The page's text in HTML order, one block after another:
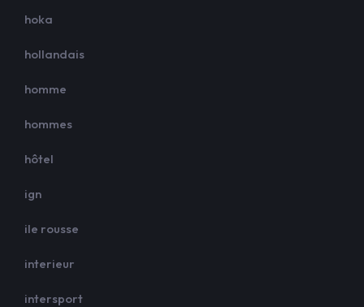
hoka
hollandais
homme
hommes
hôtel
ign
ile rousse
interieur
intersport